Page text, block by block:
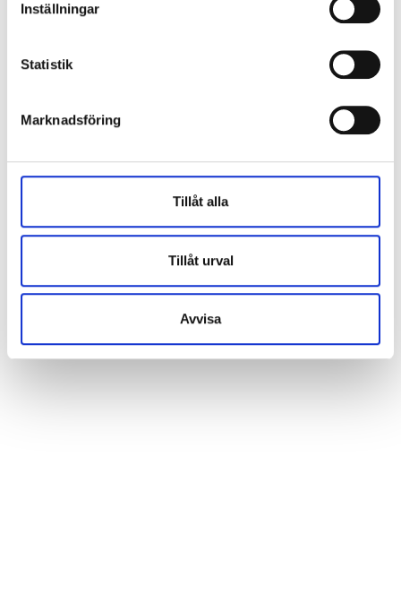
Inställningar
Statistik
Marknadsföring
Tillåt alla
Tillåt urval
Avvisa